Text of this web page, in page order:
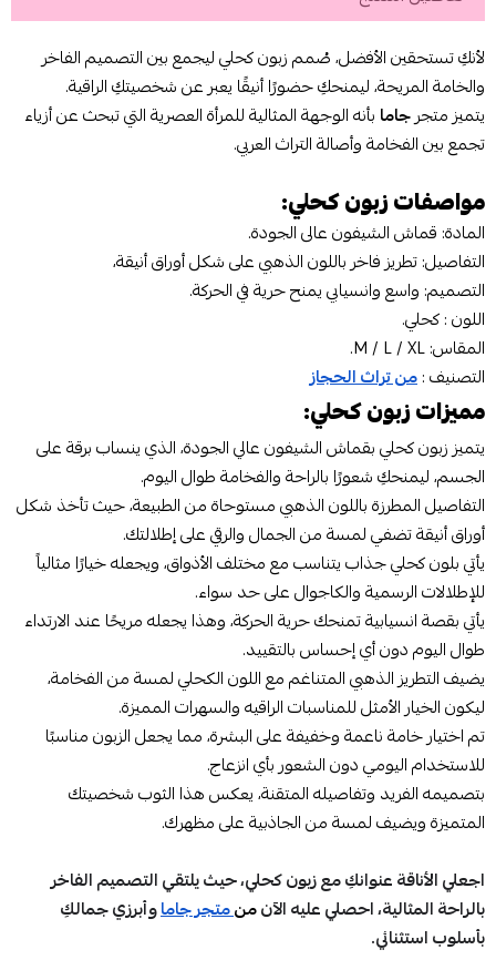
لأنكِ تستحقين الأفضل، صُمم زبون كحلي ليجمع بين التصميم الفاخر
والخامة المريحة، ليمنحكِ حضورًا أنيقًا يعبر عن شخصيتكِ الراقية.
يتميز متجرجاما بأنه الوجهة المثالية للمرأة العصرية التي تبحث عن أزياء
تجمع بين الفخامة وأصالة التراث العربي.
مواصفات زبون كحلي:
المادة: قماش الشيفون عالى الجودة.
التفاصيل: تطريز فاخر باللون الذهبي على شكل أوراق أنيقة،
التصميم: واسع وانسيابي يمنح حرية في الحركة.
اللون : كحلي.
المقاس: M / L / XL.
التصنيف :من تراث الحجاز
مميزات زبون كحلي:
يتميز زبون كحلي بقماش الشيفون عالي الجودة، الذي ينساب برقة على
الجسم، ليمنحكِ شعورًا بالراحة والفخامة طوال اليوم.
التفاصيل المطرزة باللون الذهبي مستوحاة من الطبيعة، حيث تأخذ شكل
أوراق أنيقة تضفي لمسة من الجمال والرقي على إطلالتك.
يأتي بلون كحلي جذاب يتناسب مع مختلف الأذواق، ويجعله خيارًا مثالياً
للإطلالات الرسمية والكاجوال على حد سواء.
يأتي بقصة انسيابية تمنحك حرية الحركة، وهذا يجعله مريحًا عند الارتداء
طوال اليوم دون أي إحساس بالتقييد.
يضيف التطريز الذهبي المتناغم مع اللون الكحلي لمسة من الفخامة،
ليكون الخيار الأمثل للمناسبات الراقيه والسهرات المميزة.
تم اختيار خامة ناعمة وخفيفة على البشرة، مما يجعل الزبون مناسبًا
للاستخدام اليومي دون الشعور بأي انزعاج.
بتصميمه الفريد وتفاصيله المتقنة، يعكس هذا الثوب شخصيتك
المتميزة ويضيف لمسة من الجاذبية على مظهرك.
اجعلي الأناقة عنوانكِ مع زبون كحلي، حيث يلتقي التصميم الفاخر
بالراحة المثالية، احصلي عليه الآنمنمتجر جاماوأبرزي جمالكِ
بأسلوب استثنائي.